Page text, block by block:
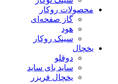
محصولات روکار
گاز صفحه‌ای
هود
سینک روکار
یخچال
دوقلو
ساید بای ساید
یخچال فریزر